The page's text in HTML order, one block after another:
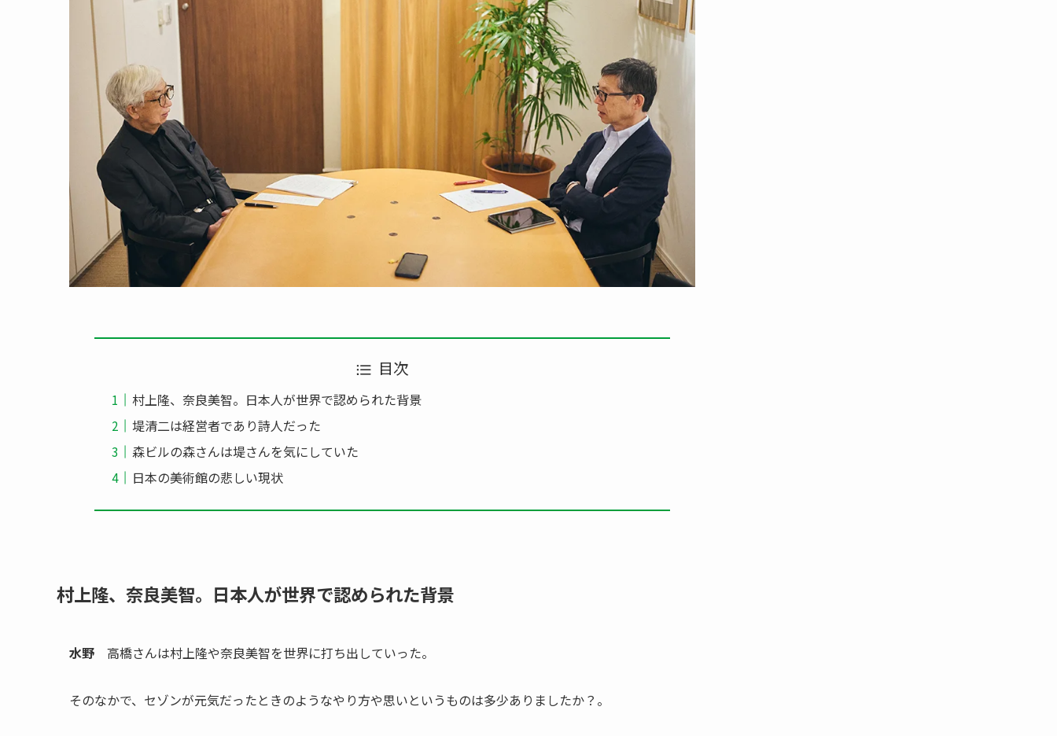
目次
村上隆、奈良美智。日本人が世界で認められた背景
堤清二は経営者であり詩人だった
森ビルの森さんは堤さんを気にしていた
日本の美術館の悲しい現状
村上隆、奈良美智。日本人が世界で認められた背景
水野 高橋さんは村上隆や奈良美智を世界に打ち出していった。
そのなかで、セゾンが元気だったときのようなやり方や思いというものは多少ありましたか？。